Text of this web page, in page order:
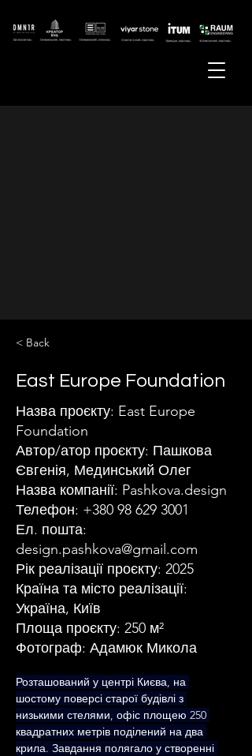
< Back
East Europe Foundation
Назва проєкту: East Europe
Foundation
Автор/атор проєкту: Пашкова
Євгенія, Мединський Олег
Назва компанії: Pashkova.design
Телефон: +380 98 629 3001
Ел. пошта:
design.pashkova@gmail.com
Рік реалізації проєкту: 2025
Країна та місто реалізації:
Україна, Київ
Площа проєкту: 250 м²
Фотограф: Адамюк Микола
Розташований у центрі Києва, на
шостому поверсі старої будівлі з
низькими стелями, офіс площею 250
квадратних метрів поділений на два
крила. Завдання полягало у створенні